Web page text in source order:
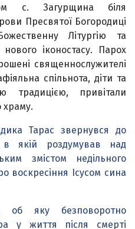
с. Загурщина біля
Пресвятої Богородиці
Літургію та
іконостасу. Парох
священнослужителі
спільнота, діти та
традицією, привітали
храму.
Тарас звернувся до
в якій роздумував над
змістом недільного
воскресіння Ісусом сина
об яку безповоротно
у життя після смерті